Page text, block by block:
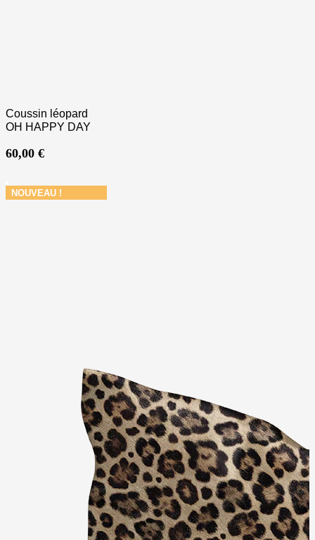
Coussin léopard
OH HAPPY DAY
60,00 €
NOUVEAU !